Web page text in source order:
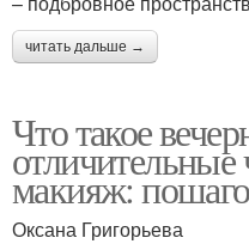
читать дальше →
Что такое
макияж:
Оксана Григорьева